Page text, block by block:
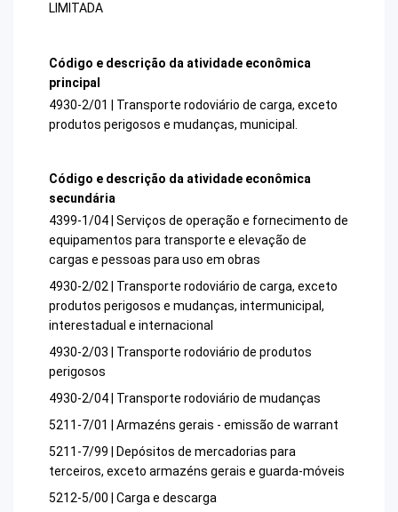
LIMITADA
Código e descrição da atividade econômica
principal
4930-2/01 | Transporte rodoviário de carga, exceto
produtos perigosos e mudanças, municipal.
Código e descrição da atividade econômica
secundária
4399-1/04 | Serviços de operação e fornecimento de
equipamentos para transporte e elevação de
cargas e pessoas para uso em obras
4930-2/02 | Transporte rodoviário de carga, exceto
produtos perigosos e mudanças, intermunicipal,
interestadual e internacional
4930-2/03 | Transporte rodoviário de produtos
perigosos
4930-2/04 | Transporte rodoviário de mudanças
5211-7/01 | Armazéns gerais - emissão de warrant
5211-7/99 | Depósitos de mercadorias para
terceiros, exceto armazéns gerais e guarda-móveis
5212-5/00 | Carga e descarga